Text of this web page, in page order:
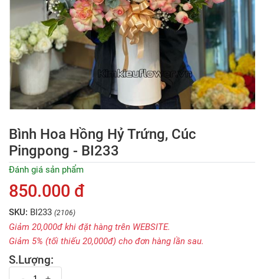
Bình Hoa Hồng Hỷ Trứng, Cúc
Pingpong - BI233
Đánh giá sản phẩm
850.000 đ
SKU: BI233 (2106)
Giảm 20,000đ khi đặt hàng trên WEBSITE.
Giảm 5% (tối thiếu 20,000đ) cho đơn hàng lần sau.
S.Lượng: